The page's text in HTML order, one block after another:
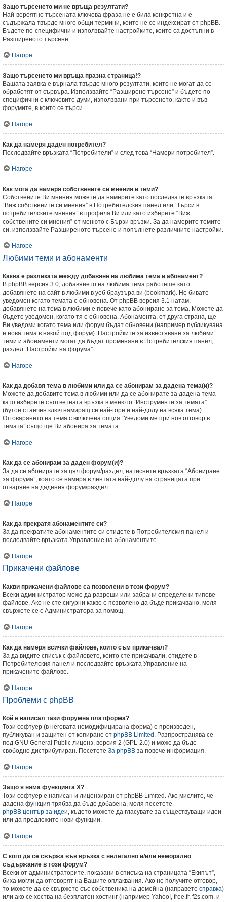
Защо търсенето ми не връща резултати?
Най-вероятно търсената ключова фраза не е била конкретна и е
съдържала твърде много общи термини, които не се индексират от phpBB.
Бъдете по-специфични и използвайте настройките, които са достъпни в
Разширеното търсене.
Нагоре
Защо търсенето ми връща празна страница!?
Вашата заявка е върнала твърде много резултати, които не могат да се
обработят от сървъра. Използвайте “Разширено търсене” и бъдете по-
специфични с ключовите думи, използвани при търсенето, както и във
форумите, в които се търси.
Нагоре
Как да намеря даден потребител?
Последвайте връзката “Потребители” и след това “Намери потребител”.
Нагоре
Как мога да намеря собствените си мнения и теми?
Собствените Ви мнения можете да намерите като последвате връзката
“Виж собствените си мнения” в Потребителския панел или “Търси в
потребителските мнения” в профила Ви или като изберете “Виж
собствените си мнения” от менюто с Бързи връзки. За да намерите темите
си, използвайте Разширеното търсене и попълнете различните настройки.
Нагоре
Любими теми и абонаменти
Каква е разликата между добавяне на любима тема и абонамент?
В phpBB версия 3.0, добавянето на любима тема работеше като
добавянето на сайт в любими в уеб браузъра ви (bookmark). Не бивате
уведомен когато темата е обновена. От phpBB версия 3.1 натам,
добавянето на тема в любими е повече като абониране за тема. Можете да
бъдете уведомен, когато тя е обновена. Абонамента, от друга страна, ще
Ви уведоми когато тема или форум бъдат обновени (например публикувана
е нова тема в някой под форум). Настройките за известяване за любими
теми и абонаменти могат да бъдат променяни в Потребителския панел,
раздел “Настройки на форума”.
Нагоре
Как да добавя тема в любими или да се абонирам за дадена тема(и)?
Можете да добавите тема в любими или да се абонирате за дадена тема
като изберете съответната връзка в менюто “Инструменти за темата”
(бутон с гаечен ключ намиращ се най-горе и най-долу на всяка тема).
Отговарянето на тема с включена опция “Уведоми ме при нов отговор в
темата” също ще Ви абонира за темата.
Нагоре
Как да се абонирам за даден форум(и)?
За да се абонирате за цял форум/раздел, натиснете връзката “Абониране
за форума”, която се намира в лентата най-долу на страницата при
отваряне на дадения форум/раздел.
Нагоре
Как да прекратя абонаментите си?
За да прекратите абонаментите си отидете в Потребителския панел и
последвайте връзката Управление на абонаментите.
Нагоре
Прикачени файлове
Какви прикачени файлове са позволени в този форум?
Всеки администратор може да разреши или забрани определени типове
файлове. Ако не сте сигурни какво е позволено да бъде прикачвано, моля
свържете се с Администратора за помощ.
Нагоре
Как да намеря всички файлове, които съм прикачвал?
За да видите списък с файловете, които сте прикачвали, отидете в
Потребителския панел и последвайте връзката Управление на
прикачените файлове.
Нагоре
Проблеми с phpBB
Кой е написал тази форумна платформа?
Този софтуер (в неговата немодифицирана форма) е произведен,
публикуван и защитен от копиране от phpBB Limited . Разпространява се
под GNU General Public лиценз, версия 2 (GPL-2.0) и може да бъде
свободно дистрибутиран. Посетете За phpBB за повече информация.
Нагоре
Защо я няма функцията X?
Този софтуер е написан и лицензиран от phpBB Limited. Ако мислите, че
дадена функция трябва да бъде добавена, моля посетете
phpBB център за идеи, където можете да гласувате за съществуващи идеи
или да предложите нови функции.
Нагоре
С кого да се свържа във връзка с нелегално и/или неморално
съдържание в този форум?
Всеки от администраторите, показани в списъка на страницата “Екипът”,
биха могли да отговорят на Вашите оплаквания. Ако не получите отговор,
то можете да се свържете със собственика на домейна (направете справка)
или ако се хоства на безплатен хостинг (например Yahoo!, free.fr, f2s.com, и